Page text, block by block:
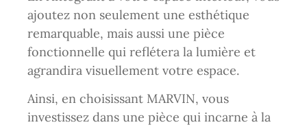
ajoutez non seulement une esthétique
remarquable, mais aussi une pièce
fonctionnelle qui reflétera la lumière et
agrandira visuellement votre espace.
Ainsi, en choisissant MARVIN, vous
investissez dans une pièce qui incarne à la